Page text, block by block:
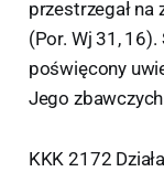
przestrzegał
(Por. Wj 31, 16).
poświęcony
Jego
KKK 2172